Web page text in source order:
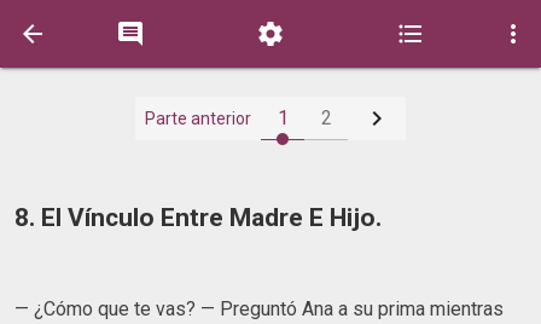
    
Parte anterior 1 2 
8. El Vínculo Entre Madre E Hijo.
— ¿Cómo que te vas? — Preguntó Ana a su prima mientras